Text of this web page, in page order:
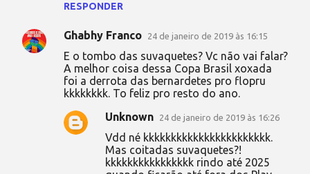
RESPONDER
Ghabhy Franco 24 de janeiro de 2019 às 16:15
E o tombo das suvaquetes? Vc não vai falar?
A melhor coisa dessa Copa Brasil xoxada
foi a derrota das bernardetes pro flopru
kkkkkkkk. To feliz pro resto do ano.
Unknown 24 de janeiro de 2019 às 16:26
Vdd né kkkkkkkkkkkkkkkkkkkkkkk.
Mas coitadas suvaquetes?!
kkkkkkkkkkkkkkkk rindo até 2025